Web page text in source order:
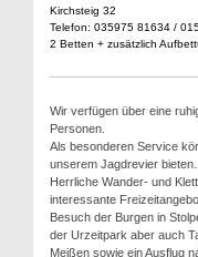
Kirchsteig 32
Telefon: 035975 81634 /
2 Betten + zusätzlich
Wir verfügen über eine
Personen.
Als besonderen Service
unserem Jagdrevier bieten.
Herrliche Wander- und
interessante
Besuch der Burgen in
der Urzeitpark aber auch
Meißen sowie ein Ausflug